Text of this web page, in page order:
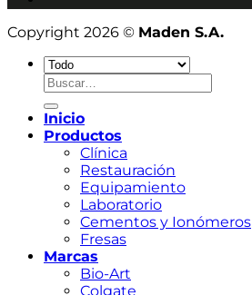
Copyright 2026 © Maden S.A.
Buscar
Inicio
Productos
Clínica
Restauración
Equipamiento
Laboratorio
Cementos y Ionómeros
Fresas
Marcas
Bio-Art
Colgate